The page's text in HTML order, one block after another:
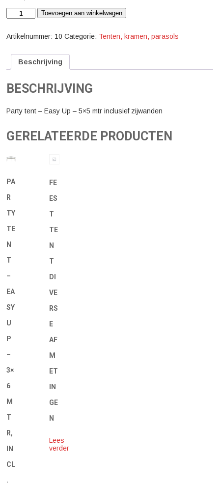
Party
tent
Easy
opzetten.
aantal
Toevoegen aan winkelwagen
Artikelnummer: 10 Categorie: Tenten, kramen, parasols
Beschrijving
BESCHRIJVING
Party tent – Easy Up – 5×5 mtr inclusief zijwanden
GERELATEERDE PRODUCTEN
PA
R
TY
TE
N
T
–
EA
SY
U
P
–
3×
6
M
T
R,
IN
CL
.
FE
ES
T
TE
N
T
DI
VE
RS
E
AF
M
ET
IN
GE
N
Lees
verder